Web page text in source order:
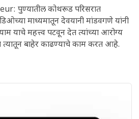
पुण्यातील कोथरूड परिसरात
माध्यमातून देवयानी मांडवगणे यांनी
याचे महत्त्व पटवून देत त्यांच्या आरोग्य
त्यातून बाहेर काढण्याचे काम करत आहे.